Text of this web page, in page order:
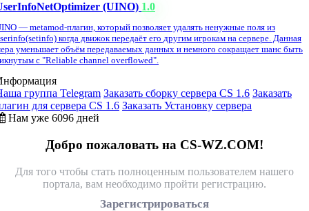
(UINO) 1.0
— metamod-плагин, который позволяет удалять ненужные поля из
когда движок передаёт его другим игрокам на сервере. Данная
уменьшает объём передаваемых данных и немного сокращает шанс быть
с "Reliable channel overflowed".
группа Telegram Заказать сборку сервера CS 1.6 Заказать
для сервера CS 1.6 Заказать Установку сервера
Нам уже 6096 дней
Добро пожаловать на CS-WZ.COM!
Для того чтобы стать полноценным пользователем нашего
портала, вам необходимо пройти регистрацию.
Зарегистрироваться